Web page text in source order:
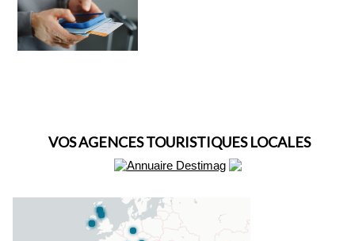
VOS AGENCES TOURISTIQUES LOCALES